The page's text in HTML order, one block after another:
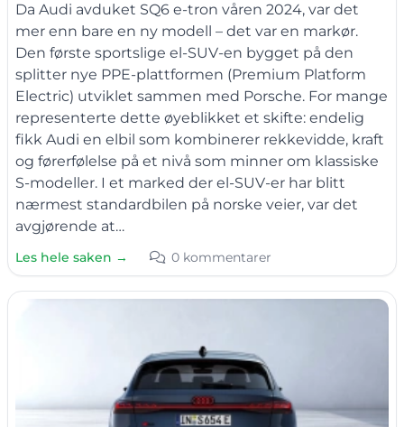
Da Audi avduket SQ6 e-tron våren 2024, var det
mer enn bare en ny modell – det var en markør.
Den første sportslige el-SUV-en bygget på den
splitter nye PPE-plattformen (Premium Platform
Electric) utviklet sammen med Porsche. For mange
representerte dette øyeblikket et skifte: endelig
fikk Audi en elbil som kombinerer rekkevidde, kraft
og førerfølelse på et nivå som minner om klassiske
S-modeller. I et marked der el-SUV-er har blitt
nærmest standardbilen på norske veier, var det
avgjørende at…
Les hele saken → 0 kommentarer